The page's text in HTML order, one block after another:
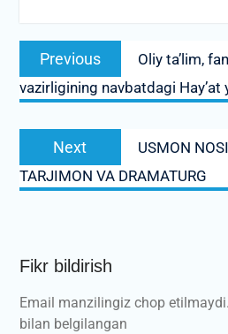
Post
menyusi
Previous
Previous
post:
Oliy ta’lim,
vazirligining navbatdagi Hay’at
Next
post:
USMON
TARJIMON VA DRAMATURG
Fikr bildirish
Email manzilingiz chop etilmaydi.
bilan belgilangan